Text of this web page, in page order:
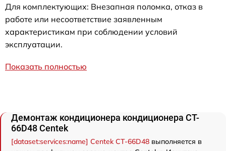
Для комплектующих: Внезапная поломка, отказ в
работе или несоответствие заявленным
характеристикам при соблюдении условий
эксплуатации.
Показать полностью
Демонтаж кондиционера кондиционера CT-
66D48 Centek
[dataset:services:name] Centek CT-66D48 выполняется в